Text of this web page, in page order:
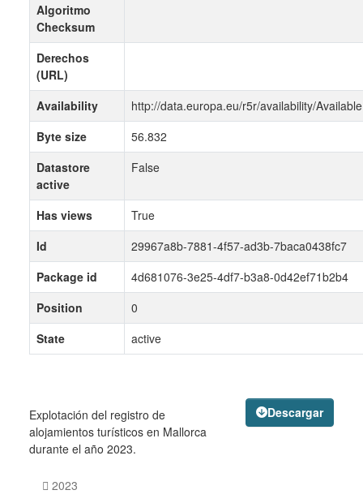
Descargar
Explotación del registro de
alojamientos turísticos en Mallorca
durante el año 2023.
2023
Algoritmo
Checksum
Derechos
(URL)
Availability
http://data.europa.eu/r5r/availability/Available
Byte size
56.832
Datastore
active
False
Has views
True
Id
29967a8b-7881-4f57-ad3b-7baca0438fc7
Package id
4d681076-3e25-4df7-b3a8-0d42ef71b2b4
Position
0
State
active